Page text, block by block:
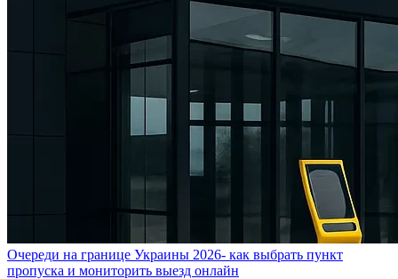
Очереди на границе Украины 2026- как выбрать пункт
пропуска и мониторить выезд онлайн